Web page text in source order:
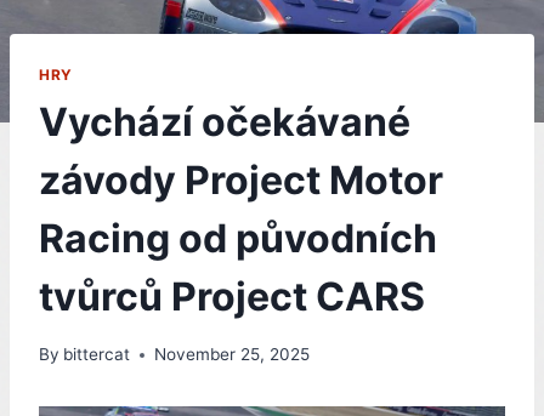
HRY
Vychází očekávané
závody Project Motor
Racing od původních
tvůrců Project CARS
By bittercat November 25, 2025